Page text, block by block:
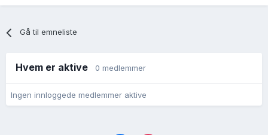
Gå til emneliste
Hvem er aktive 0 medlemmer
Ingen innloggede medlemmer aktive